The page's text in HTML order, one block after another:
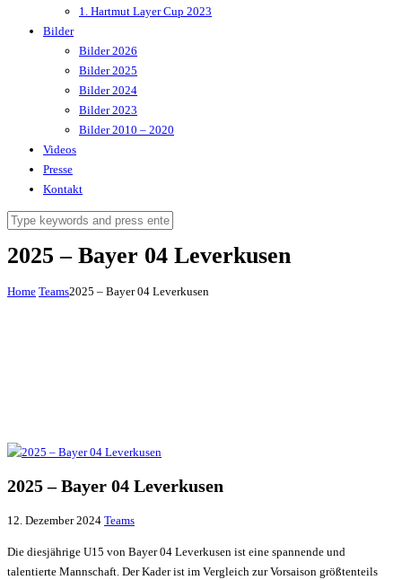
1. Hartmut Layer Cup 2023
Bilder
Bilder 2026
Bilder 2025
Bilder 2024
Bilder 2023
Bilder 2010 – 2020
Videos
Presse
Kontakt
2025 – Bayer 04 Leverkusen
Home Teams2025 – Bayer 04 Leverkusen
2025 – Bayer 04 Leverkusen
12. Dezember 2024 Teams
Die diesjährige U15 von Bayer 04 Leverkusen ist eine spannende und
talentierte Mannschaft. Der Kader ist im Vergleich zur Vorsaison größtenteils